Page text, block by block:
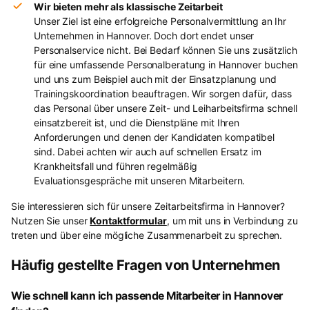
Wir bieten mehr als klassische Zeitarbeit
Unser Ziel ist eine erfolgreiche Personalvermittlung an Ihr
Unternehmen in Hannover. Doch dort endet unser
Personalservice nicht. Bei Bedarf können Sie uns zusätzlich
für eine umfassende Personalberatung in Hannover buchen
und uns zum Beispiel auch mit der Einsatzplanung und
Trainingskoordination beauftragen. Wir sorgen dafür, dass
das Personal über unsere Zeit- und Leiharbeitsfirma schnell
einsatzbereit ist, und die Dienstpläne mit Ihren
Anforderungen und denen der Kandidaten kompatibel
sind. Dabei achten wir auch auf schnellen Ersatz im
Krankheitsfall und führen regelmäßig
Evaluationsgespräche mit unseren Mitarbeitern.
Sie interessieren sich für unsere Zeitarbeitsfirma in Hannover?
Nutzen Sie unserKontaktformular, um mit uns in Verbindung zu
treten und über eine mögliche Zusammenarbeit zu sprechen.
Häufig gestellte Fragen von Unternehmen
Wie schnell kann ich passende Mitarbeiter in Hannover